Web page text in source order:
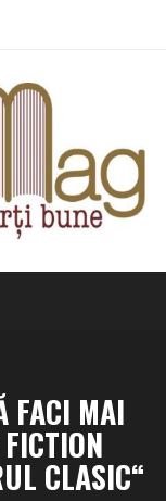
FACI MAI
CLASIC“